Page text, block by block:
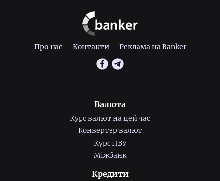
Про нас Контакти Реклама на Banker
Валюта
Курс валют на цей час
Конвертер валют
Курс НБУ
Міжбанк
Кредити